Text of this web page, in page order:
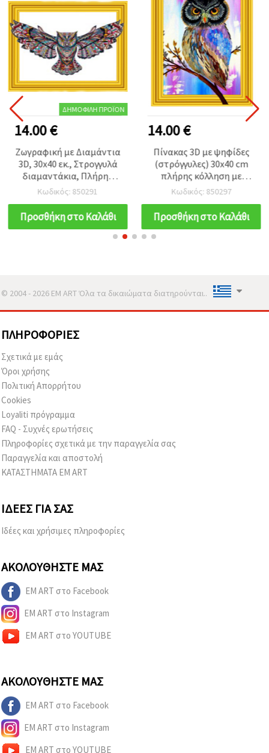
ΔΗΜΟΦΙΛΉ ΠΡΟΪΌΝ
14.00 €
Ζωγραφική με Διαμάντια
3D, 30x40 εκ., Στρογγυλά
διαμαντάκια, Πλήρης
κάλυψη, με κορνίζα -
Κουκουβάγια Νεράιδα
LT0258
Κωδικός: 850291
Προσθήκη στο Καλάθι
14.00 €
Πίνακας 3D με ψηφίδες
(στρόγγυλες) 30x40 cm
πλήρης κόλληση με
τελάρο - Πολύχρωμη
κουκουβάγια LT0212
Κωδικός: 850297
Προσθήκη στο Καλάθι
© 2004 - 2026 EM ART Όλα τα δικαιώματα διατηρούνται..
ΠΛΗΡΟΦΟΡΊΕΣ
Σχετικά με εμάς
Όροι χρήσης
Πολιτική Απορρήτου
Cookies
Loyaliti πρόγραμμα
FAQ - Συχνές ερωτήσεις
Πληροφορίες σχετικά με την παραγγελία σας
Παραγγελία και αποστολή
ΚΑΤΑΣΤΗΜΑΤΑ EM ART
ΙΔΈΕΣ ΓΙΑ ΣΑΣ
Ιδέες και χρήσιμες πληροφορίες
ΑΚΟΛΟΥΘΉΣΤΕ ΜΑΣ
EM ART στο Facebook
EM ART στο Instagram
EM ART στο YOUTUBE
ΑΚΟΛΟΥΘΉΣΤΕ ΜΑΣ
EM ART στο Facebook
EM ART στο Instagram
EM ART στο YOUTUBE